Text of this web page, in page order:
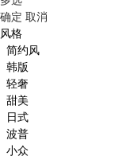
确定 取消
风格
简约风
韩版
轻奢
甜美
日式
波普
小众